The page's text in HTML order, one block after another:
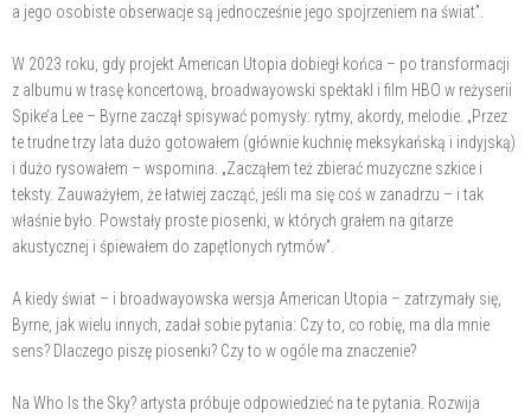
a jego osobiste obserwacje są jednocześnie jego spojrzeniem na świat”.
W 2023 roku, gdy projekt American Utopia dobiegł końca – po transformacji
z albumu w trasę koncertową, broadwayowski spektakl i film HBO w reżyserii
Spike’a Lee – Byrne zaczął spisywać pomysły: rytmy, akordy, melodie. „Przez
te trudne trzy lata dużo gotowałem (głównie kuchnię meksykańską i indyjską)
i dużo rysowałem – wspomina. „Zacząłem też zbierać muzyczne szkice i
teksty. Zauważyłem, że łatwiej zacząć, jeśli ma się coś w zanadrzu – i tak
właśnie było. Powstały proste piosenki, w których grałem na gitarze
akustycznej i śpiewałem do zapętlonych rytmów”.
A kiedy świat – i broadwayowska wersja American Utopia – zatrzymały się,
Byrne, jak wielu innych, zadał sobie pytania: Czy to, co robię, ma dla mnie
sens? Dlaczego piszę piosenki? Czy to w ogóle ma znaczenie?
Na Who Is the Sky? artysta próbuje odpowiedzieć na te pytania. Rozwija